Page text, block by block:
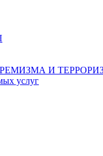
И
услуг